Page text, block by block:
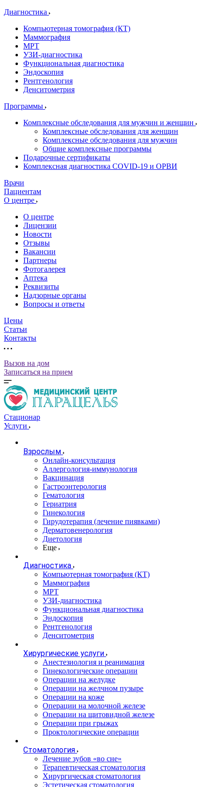
Диагностика
Компьютерная томография (КТ)
Маммография
МРТ
УЗИ-диагностика
Функциональная диагностика
Эндоскопия
Рентгенология
Денситометрия
Программы
Комплексные обследования для мужчин и женщин
Комплексные обследования для женщин
Комплексные обследования для мужчин
Общие комплексные программы
Подарочные сертификаты
Комплексная диагностика COVID-19 и ОРВИ
Врачи
Пациентам
О центре
О центре
Лицензии
Новости
Отзывы
Вакансии
Партнеры
Фотогалерея
Аптека
Реквизиты
Надзорные органы
Вопросы и ответы
Цены
Статьи
Контакты
Вызов на дом
Записаться на прием
Стационар
Услуги
Взрослым
Онлайн-консультация
Аллергология-иммунология
Вакцинация
Гастроэнтерология
Гематология
Гериатрия
Гинекология
Гирудотерапия (лечение пиявками)
Дерматовенерология
Диетология
Еще
Диагностика
Компьютерная томография (КТ)
Маммография
МРТ
УЗИ-диагностика
Функциональная диагностика
Эндоскопия
Рентгенология
Денситометрия
Хирургические услуги
Анестезиология и реанимация
Гинекологические операции
Операции на желудке
Операции на желчном пузыре
Операции на коже
Операции на молочной железе
Операции на щитовидной железе
Операции при грыжах
Проктологические операции
Стоматология
Лечение зубов «во сне»
Терапевтическая стоматология
Хирургическая стоматология
Эстетическая стоматология